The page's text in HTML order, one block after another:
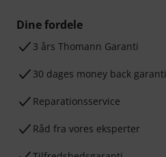
Dine fordele
3 års Thomann Garanti
30 dages money back garanti
Reparationsservice
Råd fra vores eksperter